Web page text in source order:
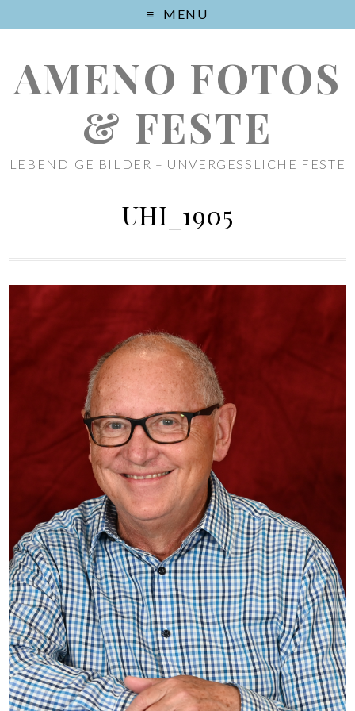
MENU
AMENO FOTOS
& FESTE
LEBENDIGE BILDER – UNVERGESSLICHE FESTE
UHI_1905